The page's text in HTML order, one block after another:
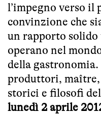
l’impegno verso
convinzione che
un rapporto
operano nel
della
produttori, maître,
storici e filosofi
lunedì 2 aprile